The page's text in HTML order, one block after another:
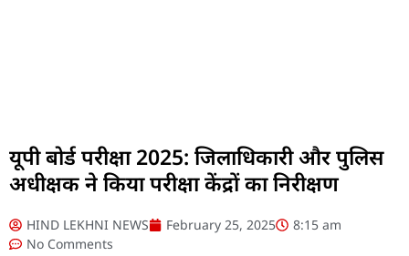
यूपी बोर्ड परीक्षा 2025: जिलाधिकारी और पुलिस
अधीक्षक ने किया परीक्षा केंद्रों का निरीक्षण
HIND LEKHNI NEWS February 25, 2025
8:15 am
No Comments